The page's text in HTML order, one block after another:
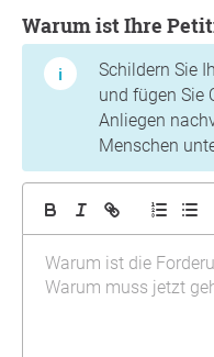
Warum ist Ihre
Schildern Sie
und fügen Sie
Anliegen
Menschen